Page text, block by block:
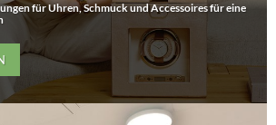
für Uhren, Schmuck und Accessoires für eine